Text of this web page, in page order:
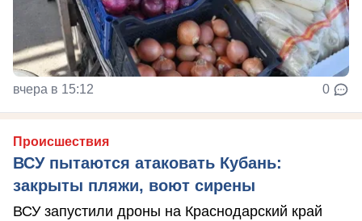
вчера в 15:12 0
Происшествия
ВСУ пытаются атаковать Кубань:
закрыты пляжи, воют сирены
ВСУ запустили дроны на Краснодарский край